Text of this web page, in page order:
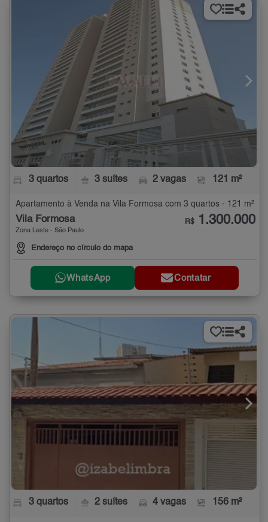
3 quartos 3 suítes 2 vagas 121 m²
Apartamento à Venda na Vila Formosa com 3 quartos - 121 m²
Vila Formosa
Zona Leste - São Paulo
Endereço no círculo do mapa
R$ 1.300.000
WhatsApp Contatar
3 quartos 2 suítes 4 vagas 156 m²